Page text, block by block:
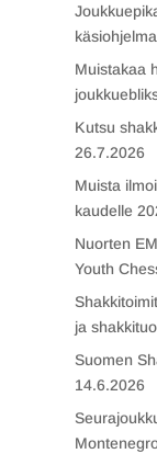
Muistakaa
Kutsu
26.7.2026
Muista
kaudelle
Nuorten
Youth
ja
Suomen
14.6.2026